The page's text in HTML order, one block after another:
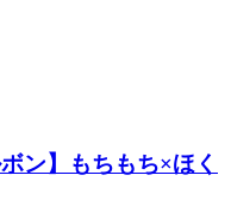
ン】もちもち×ほく